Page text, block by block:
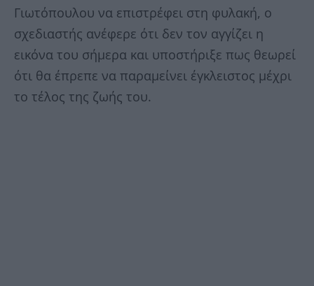
Γιωτόπουλου να επιστρέφει στη φυλακή, ο
σχεδιαστής ανέφερε ότι δεν τον αγγίζει η
εικόνα του σήμερα και υποστήριξε πως θεωρεί
ότι θα έπρεπε να παραμείνει έγκλειστος μέχρι
το τέλος της ζωής του.